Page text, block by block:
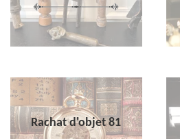
Rachat d'objet 81